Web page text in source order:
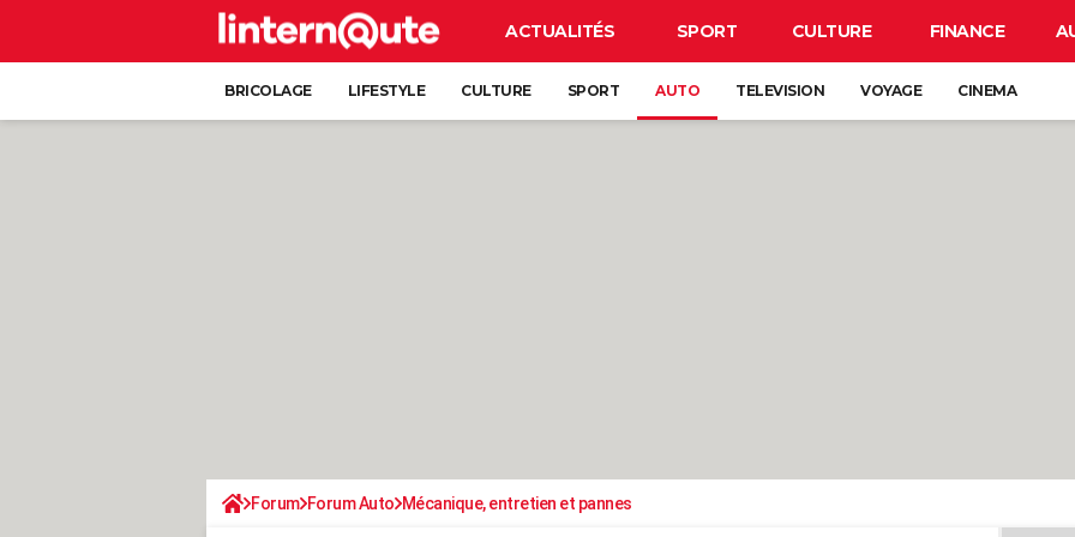
ACTUALITÉS SPORT CULTURE FINANCE
BRICOLAGE LIFESTYLE CULTURE SPORT AUTO TELEVISION VOYAGE CINEMA
Forum Forum Auto Mécanique, entretien et pannes